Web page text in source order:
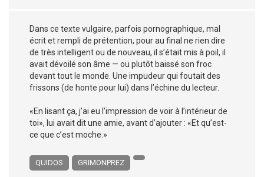
Dans ce texte vulgaire, parfois pornographique, mal
écrit et rempli de prétention, pour au final ne rien dire
de très intelligent ou de nouveau, il s’était mis à poil, il
avait dévoilé son âme — ou plutôt baissé son froc
devant tout le monde. Une impudeur qui foutait des
frissons (de honte pour lui) dans l’échine du lecteur.
«En lisant ça, j’ai eu l’impression de voir à l’intérieur de
toi», lui avait dit une amie, avant d’ajouter : «Et qu’est-
ce que c’est moche.»
QUIDOS GRIMONPREZ